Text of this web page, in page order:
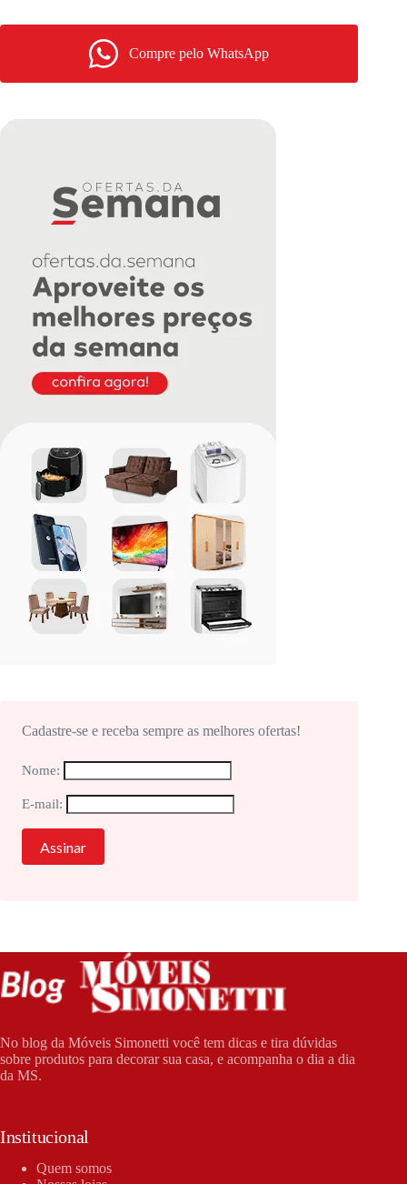
Compre pelo WhatsApp
Cadastre-se e receba sempre as melhores ofertas!
Nome:
E-mail:
No blog da Móveis Simonetti você tem dicas e tira dúvidas
sobre produtos para decorar sua casa, e acompanha o dia a dia
da MS.
Institucional
Quem somos